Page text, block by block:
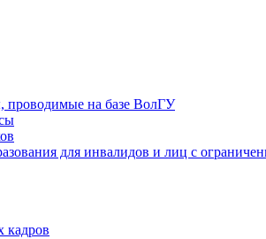
проводимые на базе ВолГУ
для инвалидов и лиц с
кадров